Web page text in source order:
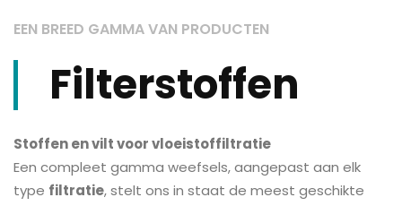
EEN BREED GAMMA VAN PRODUCTEN
Filterstoffen
Stoffen en vilt voor vloeistoffiltratie
Een compleet gamma weefsels, aangepast aan elk
type filtratie, stelt ons in staat de meest geschikte